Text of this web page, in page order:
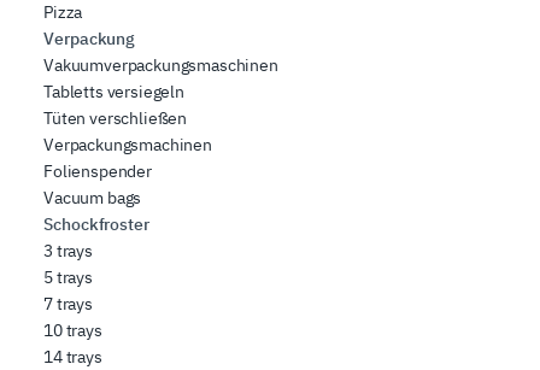
Pizza
Verpackung
Vakuumverpackungsmaschinen
Tabletts versiegeln
Tüten verschließen
Verpackungsmachinen
Folienspender
Vacuum bags
Schockfroster
3 trays
5 trays
7 trays
10 trays
14 trays